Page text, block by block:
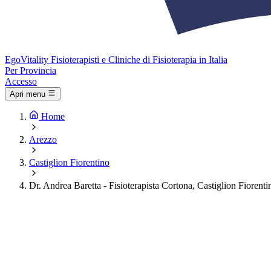
EgoVitality Fisioterapisti e Cliniche di Fisioterapia in Italia
Per Provincia
Accesso
Apri menu
Home
Arezzo
Castiglion Fiorentino
Dr. Andrea Baretta - Fisioterapista Cortona, Castiglion